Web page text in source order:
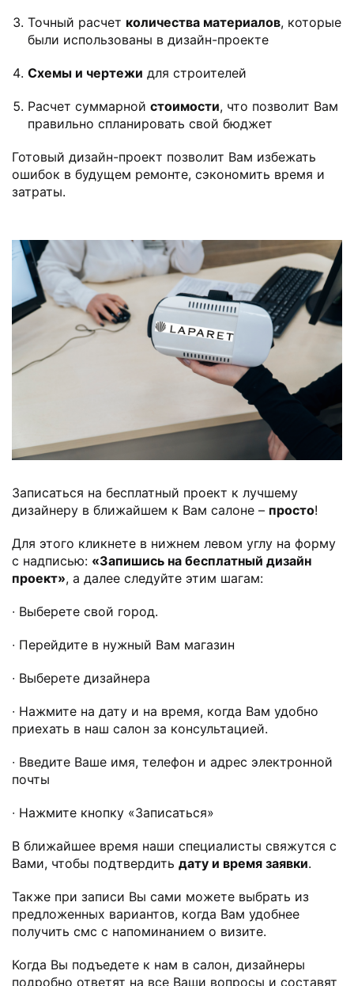
Точный расчет количества материалов, которые
были использованы в дизайн-проекте
Схемы и чертежи для строителей
Расчет суммарной стоимости, что позволит Вам
правильно спланировать свой бюджет
Готовый дизайн-проект позволит Вам избежать
ошибок в будущем ремонте, сэкономить время и
затраты.
Записаться на бесплатный проект к лучшему
дизайнеру в ближайшем к Вам салоне – просто!
Для этого кликнете в нижнем левом углу на форму
с надписью: «Запишись на бесплатный дизайн
проект», а далее следуйте этим шагам:
∙ Выберете свой город.
∙ Перейдите в нужный Вам магазин
∙ Выберете дизайнера
∙ Нажмите на дату и на время, когда Вам удобно
приехать в наш салон за консультацией.
∙ Введите Ваше имя, телефон и адрес электронной
почты
∙ Нажмите кнопку «Записаться»
В ближайшее время наши специалисты свяжутся с
Вами, чтобы подтвердить дату и время заявки.
Также при записи Вы сами можете выбрать из
предложенных вариантов, когда Вам удобнее
получить смс с напоминанием о визите.
Когда Вы подъедете к нам в салон, дизайнеры
подробно ответят на все Ваши вопросы и составят